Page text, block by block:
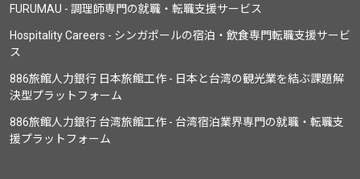
FURUMAU - 調理師専門の就職・転職支援サービス
Hospitality Careers - シンガポールの宿泊・飲食専門転職支援サービ
ス
886旅館人力銀行 日本旅館工作 - 日本と台湾の観光業を結ぶ課題解
決型プラットフォーム
886旅館人力銀行 台湾旅館工作 - 台湾宿泊業界専門の就職・転職支
援プラットフォーム